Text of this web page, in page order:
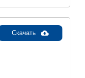
Скачать